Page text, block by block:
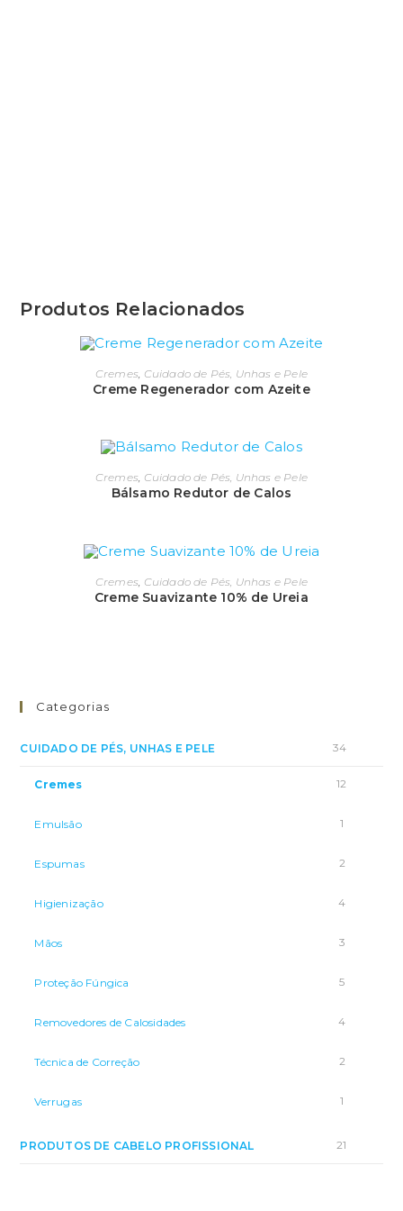
Produtos Relacionados
Cremes Cuidado de Pés, Unhas e Pele
Creme Regenerador com Azeite
Cremes, Cuidado de Pés, Unhas e Pele
Bálsamo Redutor de Calos
Cremes Cuidado de Pés, Unhas e Pele
Creme Suavizante 10% de Ureia
Categorias
CUIDADO DE PÉS, UNHAS E PELE 34
Cremes 12
Emulsão 1
Espumas 2
Higienização 4
Mãos 3
Proteção Fúngica 5
Removedores de Calosidades 4
Técnica de Correção 2
Verrugas 1
PRODUTOS DE CABELO PROFISSIONAL 21